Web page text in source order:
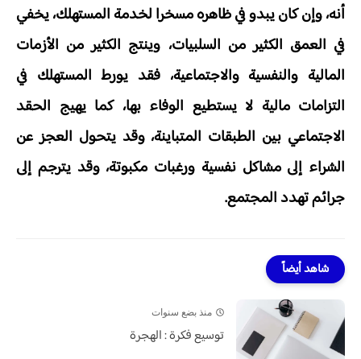
أنه، وإن كان يبدو في ظاهره مسخرا لخدمة المستهلك، يخفي
في العمق الكثير من السلبيات، وينتج الكثير من الأزمات
المالية والنفسية والاجتماعية، فقد يورط المستهلك في
التزامات مالية لا يستطيع الوفاء بها، كما يهيج الحقد
الاجتماعي بين الطبقات المتباينة، وقد يتحول العجز عن
الشراء إلى مشاكل نفسية ورغبات مكبوتة، وقد يترجم إلى
جرائم تهدد المجتمع.
شاهد أيضاً
منذ بضع سنوات
توسيع فكرة : الهجرة